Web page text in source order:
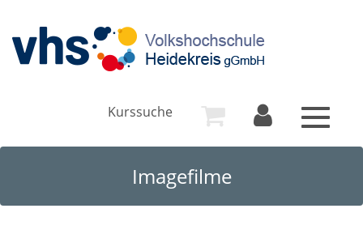
Kurssuche
Toggle
Imagefilme